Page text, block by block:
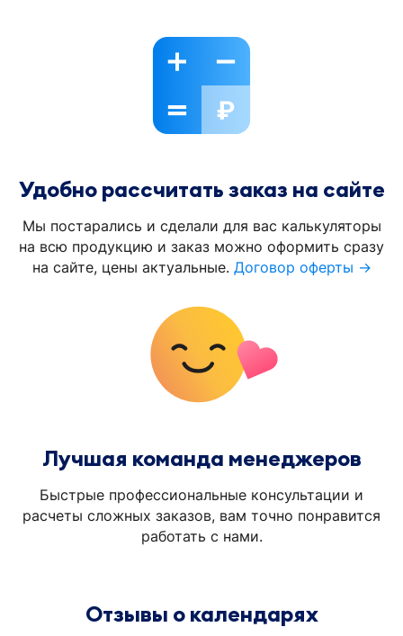
Удобно рассчитать заказ на сайте
Мы постарались и сделали для вас калькуляторы
на всю продукцию и заказ можно оформить сразу
на сайте, цены актуальные. Договор оферты →
Лучшая команда менеджеров
Быстрые профессиональные консультации и
расчеты сложных заказов, вам точно понравится
работать с нами.
Отзывы о календарях